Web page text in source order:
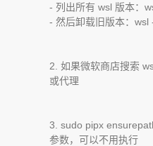
- 列出所有 wsl 版本：
- 然后卸载旧版本：
2. 如果微软商店搜索
或代理
3. sudo pipx
参数，可以不用执行